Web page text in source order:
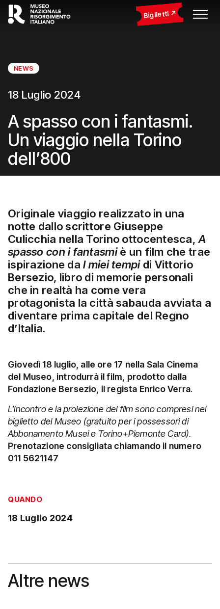
Biglietti
NEWS
18 Luglio 2024
A spasso con i fantasmi.
Un viaggio nella Torino
dell’800
Originale viaggio realizzato in una
notte dallo scrittore Giuseppe
Culicchia nella Torino ottocentesca,A
spasso con i fantasmiè un film che trae
ispirazione daI miei tempidi Vittorio
Bersezio, libro di memorie personali
che in realtà ha come vera
protagonista la città sabauda avviata a
diventare prima capitale del Regno
d’Italia.
Giovedì 18 luglio, alle ore 17 nella Sala Cinema
del Museo, introdurrà il film, prodotto dalla
Fondazione Bersezio, il regista Enrico Verra.
L’incontro e la proiezione del film sono compresi nel
biglietto del Museo (gratuito per i possessori di
Abbonamento Musei e Torino+Piemonte Card).
Prenotazione consigliata chiamando il numero
011 5621147
QUANDO
18 Luglio 2024
Altre news